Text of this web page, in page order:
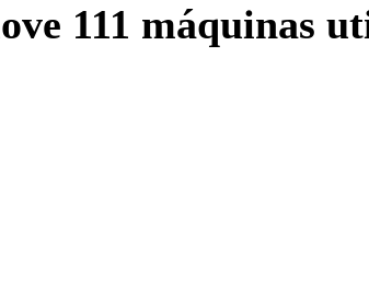
111 máquinas